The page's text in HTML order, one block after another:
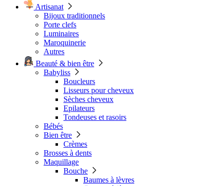
Artisanat
Bijoux traditionnels
Porte clefs
Luminaires
Maroquinerie
Autres
Beauté & bien être
Babyliss
Boucleurs
Lisseurs pour cheveux
Sèches cheveux
Epilateurs
Tondeuses et rasoirs
Bébés
Bien être
Crèmes
Brosses à dents
Maquillage
Bouche
Baumes à lèvres